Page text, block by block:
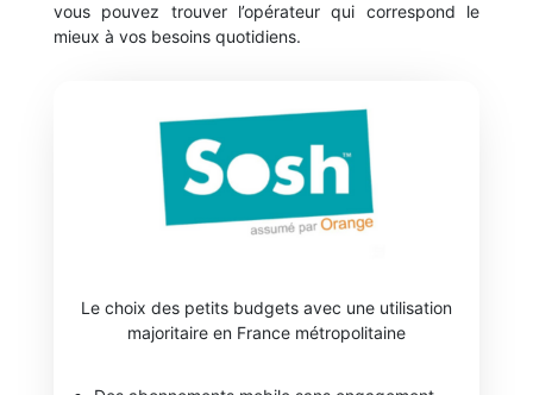
vous pouvez trouver l’opérateur qui correspond le
mieux à vos besoins quotidiens.
Le choix des petits budgets avec une utilisation
majoritaire en France métropolitaine